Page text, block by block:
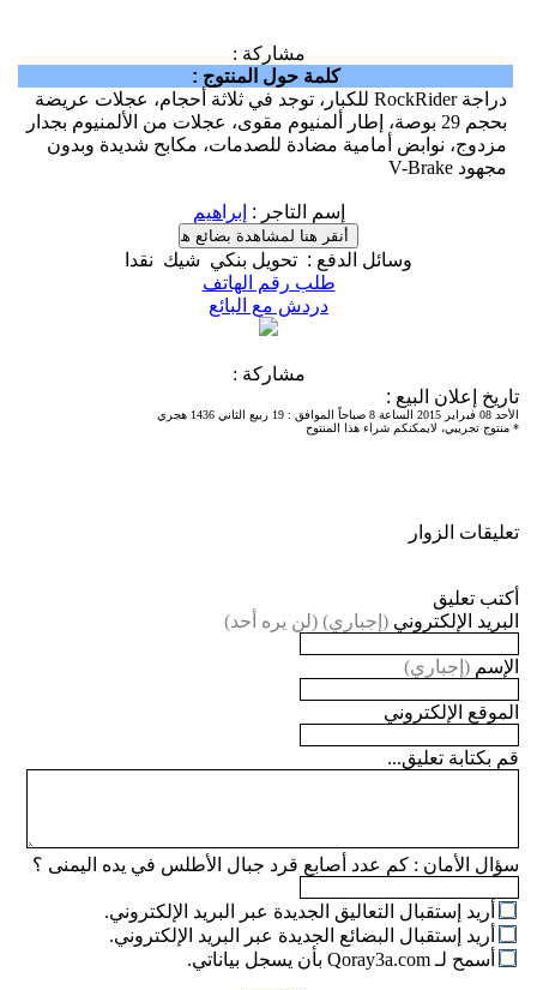
مشاركة :
كلمة حول المنتوج :
دراجة RockRider للكبار، توجد في ثلاثة أحجام، عجلات عريضة
بحجم 29 بوصة، إطار ألمنيوم مقوى، عجلات من الألمنيوم بجدار
مزدوج، نوابض أمامية مضادة للصدمات، مكابح شديدة وبدون
مجهود V-Brake
إسم التاجر : إبراهيم
وسائل الدفع : تحويل بنكي شيك نقدا
طلب رقم الهاتف
دردش مع البائع
مشاركة :
تاريخ إعلان البيع :
الأحد 08 فبراير 2015 الساعة 8 صباحاً الموافق :
* منتوج تجريبي، لايمكنكم شراء هذا المنتوح
تعليقات الزوار
أكتب تعليق
البريد الإلكتروني (إجباري) (لن يره أحد)
الإسم (إجباري)
الموقع الإلكتروني
قم بكتابة تعليق...
سؤال الأمان : كم عدد أصابع قرد جبال الأطلس في يده اليمنى ؟
أريد إستقبال التعاليق الجديدة عبر البريد الإلكتروني.
أريد إستقبال البضائع الجديدة عبر البريد الإلكتروني.
أسمح لـ Qoray3a.com بأن يسجل بياناتي.